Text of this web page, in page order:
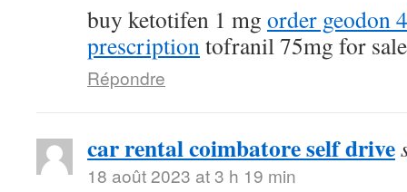
buy ketotifen 1 mg order geodon
prescriptiontofranil 75mg for sale
Répondre
car rental coimbatore self drive
18 août 2023 at 3 h 19 min